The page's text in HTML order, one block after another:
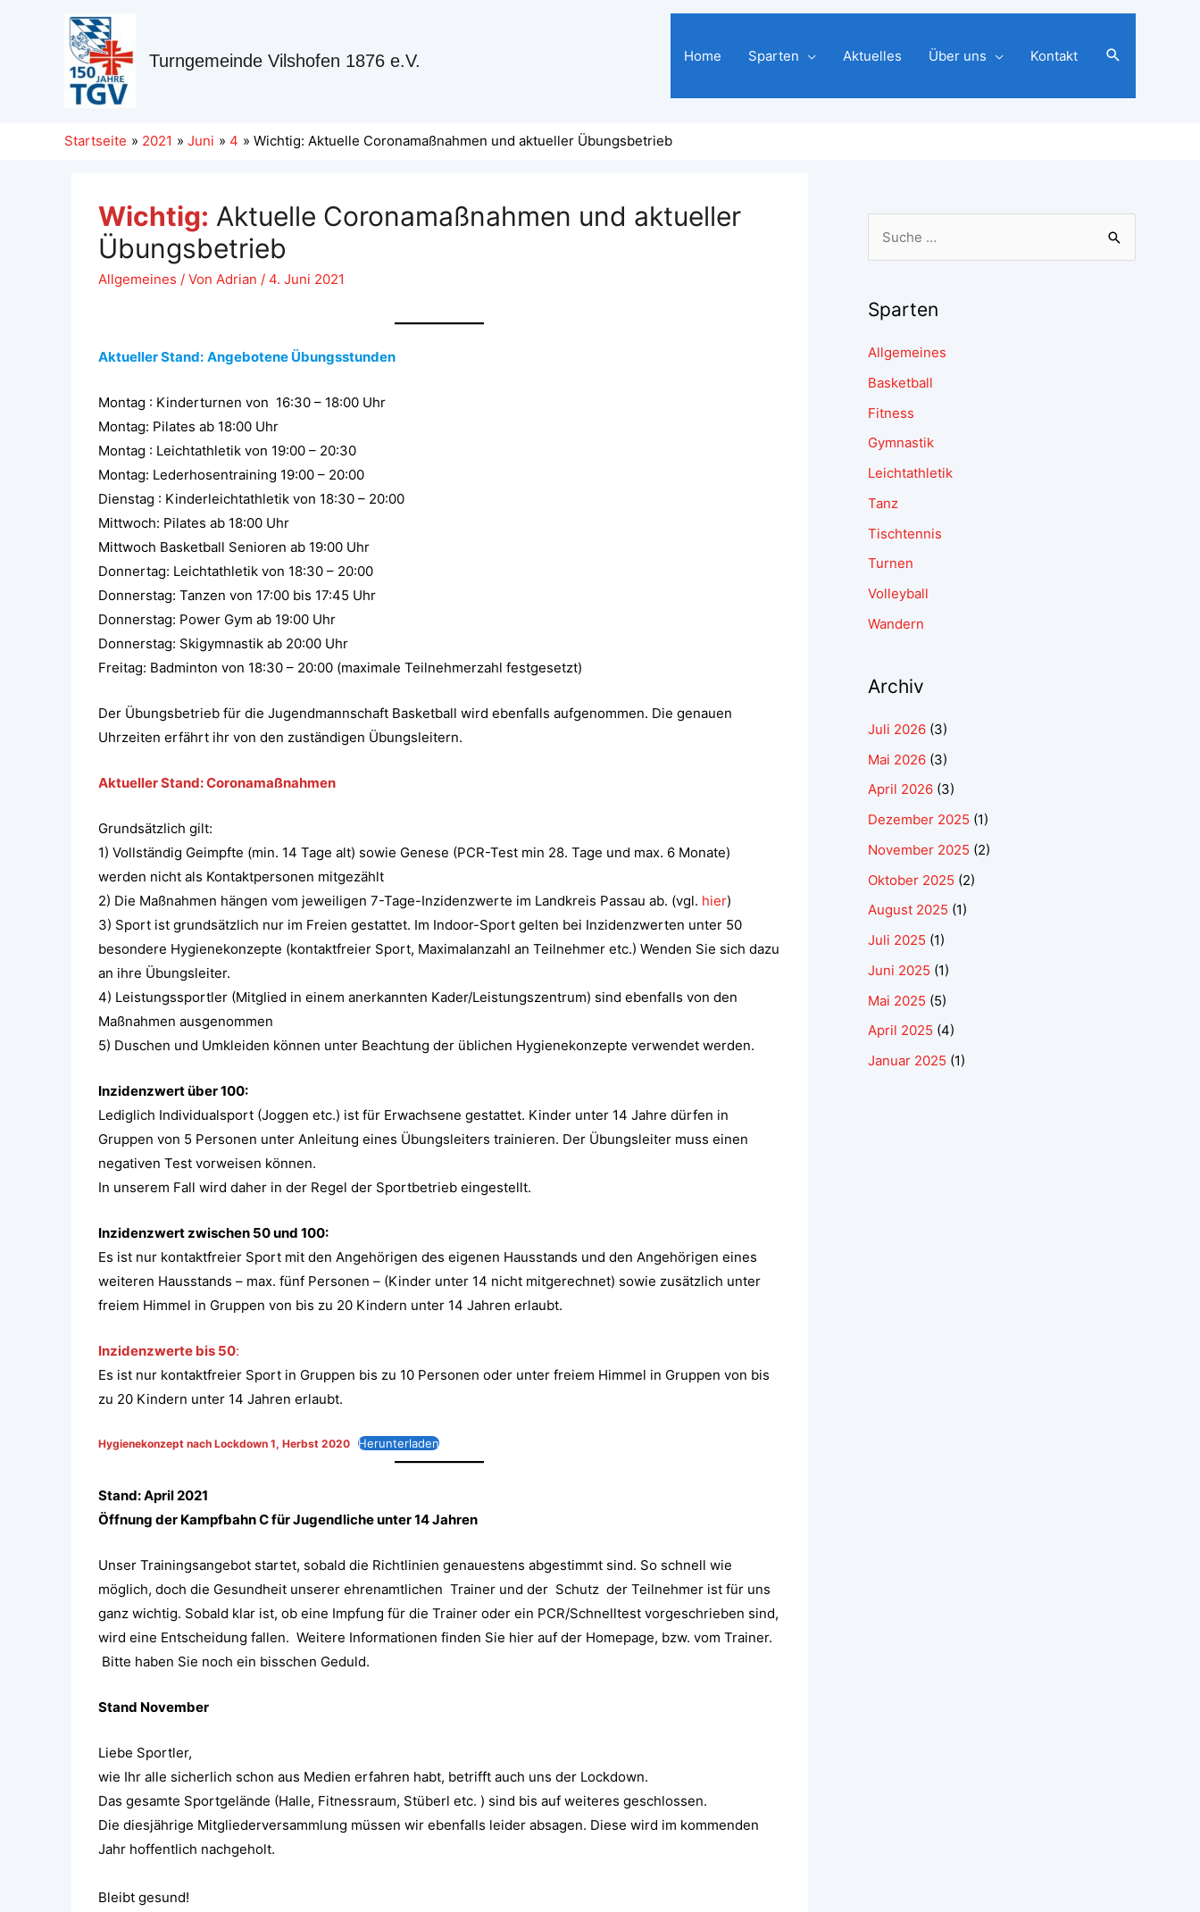
Turngemeinde Vilshofen 1876 e.V. Home Sparten Aktuelles Über uns Kontakt
Startseite 2021 Juni 4 Wichtig: Aktuelle Coronamaßnahmen und aktueller Übungsbetrieb
Wichtig: Aktuelle Coronamaßnahmen und aktueller
Übungsbetrieb
Allgemeines / Von Adrian / 4. Juni 2021
Aktueller Stand: Angebotene Übungsstunden
Montag : Kinderturnen von 16:30 – 18:00 Uhr
Montag: Pilates ab 18:00 Uhr
Montag : Leichtathletik von 19:00 – 20:30
Montag: Lederhosentraining 19:00 – 20:00
Dienstag : Kinderleichtathletik von 18:30 – 20:00
Mittwoch: Pilates ab 18:00 Uhr
Mittwoch Basketball Senioren ab 19:00 Uhr
Donnertag: Leichtathletik von 18:30 – 20:00
Donnerstag: Tanzen von 17:00 bis 17:45 Uhr
Donnerstag: Power Gym ab 19:00 Uhr
Donnerstag: Skigymnastik ab 20:00 Uhr
Freitag: Badminton von 18:30 – 20:00 (maximale Teilnehmerzahl festgesetzt)
Der Übungsbetrieb für die Jugendmannschaft Basketball wird ebenfalls aufgenommen. Die genauen
Uhrzeiten erfährt ihr von den zuständigen Übungsleitern.
Aktueller Stand:Coronamaßnahmen
Grundsätzlich gilt:
1) Vollständig Geimpfte (min. 14 Tage alt) sowie Genese (PCR-Test min 28. Tage und max. 6 Monate)
werden nicht als Kontaktpersonen mitgezählt
2) Die Maßnahmen hängen vom jeweiligen 7-Tage-Inzidenzwerte im Landkreis Passau ab. (vgl. hier)
3) Sport ist grundsätzlich nur im Freien gestattet. Im Indoor-Sport gelten bei Inzidenzwerten unter 50
besondere Hygienekonzepte (kontaktfreier Sport, Maximalanzahl an Teilnehmer etc.) Wenden Sie sich dazu
an ihre Übungsleiter.
4) Leistungssportler (Mitglied in einem anerkannten Kader/Leistungszentrum) sind ebenfalls von den
Maßnahmen ausgenommen
5) Duschen und Umkleiden können unter Beachtung der üblichen Hygienekonzepte verwendet werden.
Inzidenzwert über 100:
Lediglich Individualsport (Joggen etc.) ist für Erwachsene gestattet. Kinder unter 14 Jahre dürfen in
Gruppen von 5 Personen unter Anleitung eines Übungsleiters trainieren. Der Übungsleiter muss einen
negativen Test vorweisen können.
In unserem Fall wird daher in der Regel der Sportbetrieb eingestellt.
Inzidenzwert zwischen 50 und 100:
Es ist nur kontaktfreier Sport mit den Angehörigen des eigenen Hausstands und den Angehörigen eines
weiteren Hausstands – max. fünf Personen – (Kinder unter 14 nicht mitgerechnet) sowie zusätzlich unter
freiem Himmel in Gruppen von bis zu 20 Kindern unter 14 Jahren erlaubt.
Inzidenzwerte bis 50:
Es ist nur kontaktfreier Sport in Gruppen bis zu 10 Personen oder unter freiem Himmel in Gruppen von bis
zu 20 Kindern unter 14 Jahren erlaubt.
Hygienekonzept nach Lockdown 1, Herbst 2020 Herunterladen
Stand: April 2021
Öffnung der Kampfbahn C für Jugendliche unter 14 Jahren
Unser Trainingsangebot startet, sobald die Richtlinien genauestens abgestimmt sind. So schnell wie
möglich, doch die Gesundheit unserer ehrenamtlichen Trainer und der Schutz der Teilnehmer ist für uns
ganz wichtig. Sobald klar ist, ob eine Impfung für die Trainer oder ein PCR/Schnelltest vorgeschrieben sind,
wird eine Entscheidung fallen. Weitere Informationen finden Sie hier auf der Homepage, bzw. vom Trainer.
Bitte haben Sie noch ein bisschen Geduld.
Stand November
Liebe Sportler,
wie Ihr alle sicherlich schon aus Medien erfahren habt, betrifft auch uns der Lockdown.
Das gesamte Sportgelände (Halle, Fitnessraum, Stüberl etc. ) sind bis auf weiteres geschlossen.
Die diesjährige Mitgliederversammlung müssen wir ebenfalls leider absagen. Diese wird im kommenden
Jahr hoffentlich nachgeholt.
Bleibt gesund!
Sparten
Allgemeines
Basketball
Fitness
Gymnastik
Leichtathletik
Tanz
Tischtennis
Turnen
Volleyball
Wandern
Archiv
Juli 2026 (3)
Mai 2026 (3)
April 2026 (3)
Dezember 2025 (1)
November 2025 (2)
Oktober 2025 (2)
August 2025 (1)
Juli 2025 (1)
Juni 2025 (1)
Mai 2025 (5)
April 2025 (4)
Januar 2025 (1)